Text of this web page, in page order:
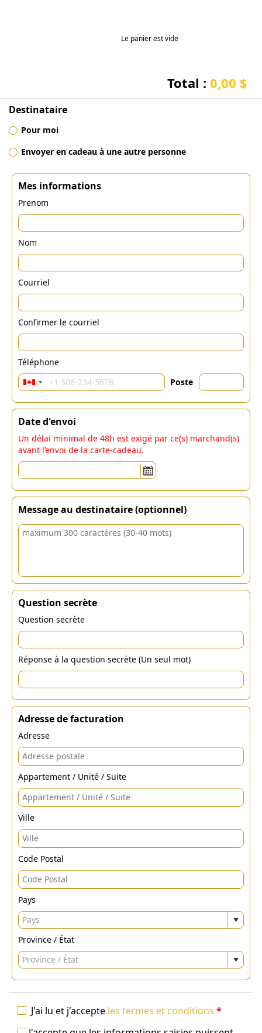
Le panier est vide
Total : 0,00 $
Destinataire
Pour moi
Envoyer en cadeau à une autre personne
Mes informations
Prenom
Nom
Courriel
Confirmer le courriel
Téléphone
Poste
Date d'envoi
Un délai minimal de 48h est exigé par ce(s) marchand(s)
avant l’envoi de la carte-cadeau.
Message au destinataire (optionnel)
Question secrète
Question secrète
Réponse à la question secrète (Un seul mot)
Adresse de facturation
Adresse
Appartement / Unité / Suite
Ville
Code Postal
Pays
Pays
Province / État
Province / État
J'ai lu et j'accepte les termes et conditions *